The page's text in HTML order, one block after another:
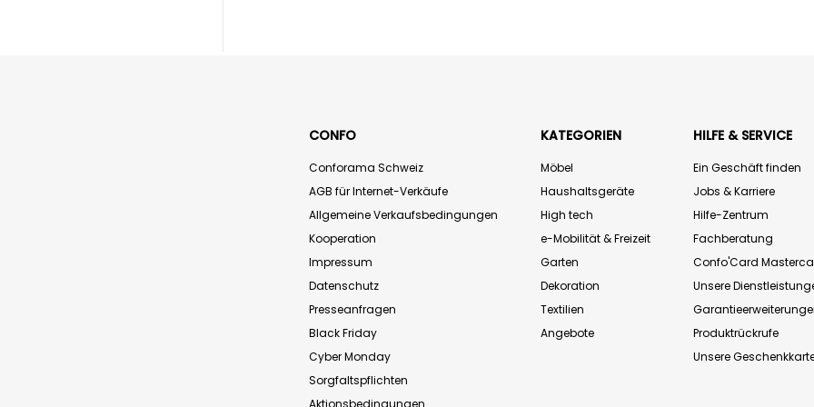
CONFO
Conforama Schweiz
AGB für Internet-Verkäufe
Allgemeine Verkaufsbedingungen
Kooperation
Impressum
Datenschutz
Presseanfragen
Black Friday
Cyber Monday
Sorgfaltspflichten
KATEGORIEN
Möbel
Haushaltsgeräte
High tech
e-Mobilität & Freizeit
Garten
Dekoration
Textilien
Angebote
HILFE & SERVICE
Ein Geschäft finden
Jobs & Karriere
Hilfe-Zentrum
Fachberatung
Confo'Card
Unsere
Produktrückrufe
Unsere